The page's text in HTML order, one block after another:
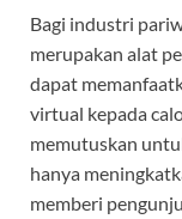
Bagi industri
merupakan alat
dapat
virtual kepada
memutuskan
hanya
memberi